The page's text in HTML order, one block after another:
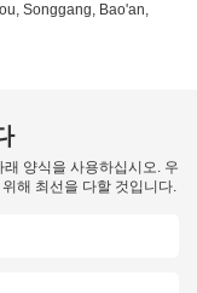
Songgang, Bao'an,
양식을 사용하십시오. 우
해 최선을 다할 것입니다.